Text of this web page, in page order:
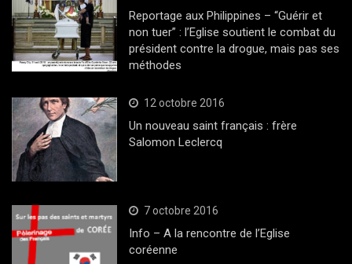
Reportage aux Philippines – “Guérir et
non tuer” : l’Eglise soutient le combat du
président contre la drogue, mais pas ses
méthodes
12 octobre 2016
Un nouveau saint français : frère
Salomon Leclercq
7 octobre 2016
Info – A la rencontre de l’Eglise
coréenne